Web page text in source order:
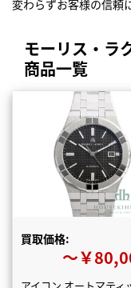
変わらずお客様の信頼
モーリス・ラ
商品一覧
買取価格:
〜￥